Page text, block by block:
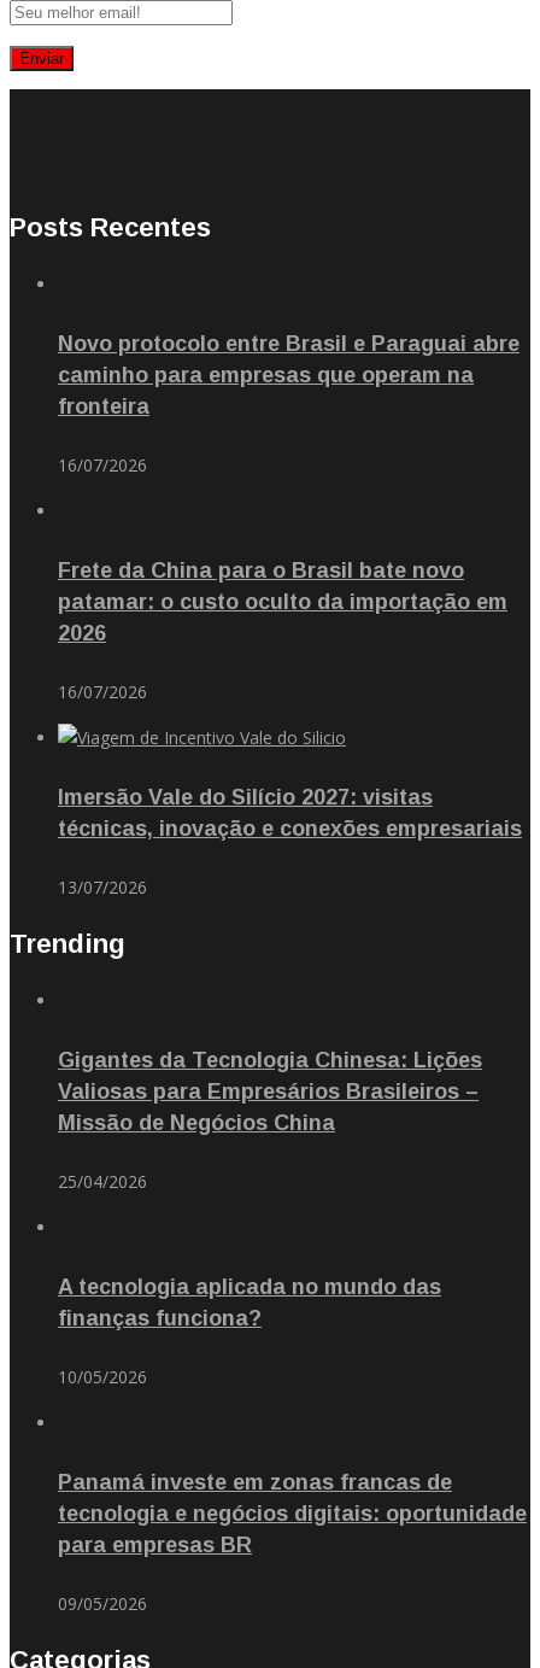
Posts Recentes
Novo protocolo entre Brasil e Paraguai abre
caminho para empresas que operam na
fronteira
16/07/2026
Frete da China para o Brasil bate novo
patamar: o custo oculto da importação em
2026
16/07/2026
Imersão Vale do Silício 2027: visitas
técnicas, inovação e conexões empresariais
13/07/2026
Trending
Gigantes da Tecnologia Chinesa: Lições
Valiosas para Empresários Brasileiros –
Missão de Negócios China
25/04/2026
A tecnologia aplicada no mundo das
finanças funciona?
10/05/2026
Panamá investe em zonas francas de
tecnologia e negócios digitais: oportunidade
para empresas BR
09/05/2026
Categorias